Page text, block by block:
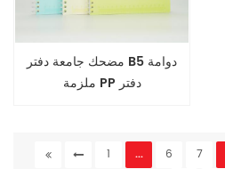
مضحك جامعة دفتر B5 دوامة
ملزمة PP دفتر
1 ... 6 7